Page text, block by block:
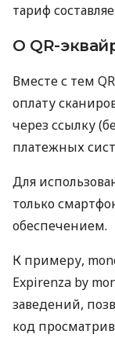
тариф
О QR-
Вместе с тем
оплату
через ссылку
платежных
Для
только
обеспечением.
К примеру,
Expirenza by
заведений,
код